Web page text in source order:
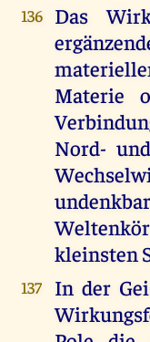
136
Das
Materie
Nord-
kleinsten
137
In der